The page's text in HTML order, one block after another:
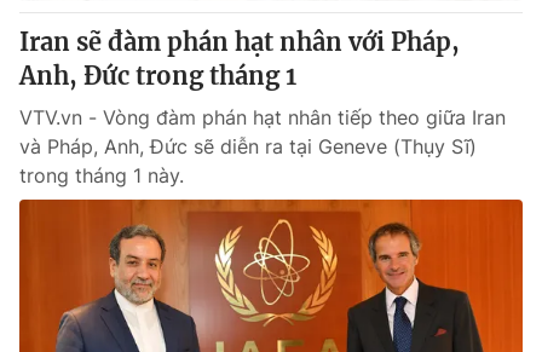
Iran sẽ đàm phán hạt nhân với Pháp,
Anh, Đức trong tháng 1
VTV.vn - Vòng đàm phán hạt nhân tiếp theo giữa Iran
và Pháp, Anh, Đức sẽ diễn ra tại Geneve (Thụy Sĩ)
trong tháng 1 này.